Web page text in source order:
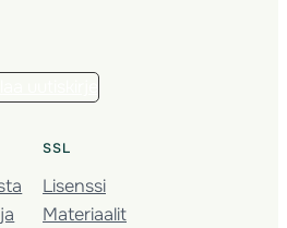
SSL
Lisenssi
Materiaalit